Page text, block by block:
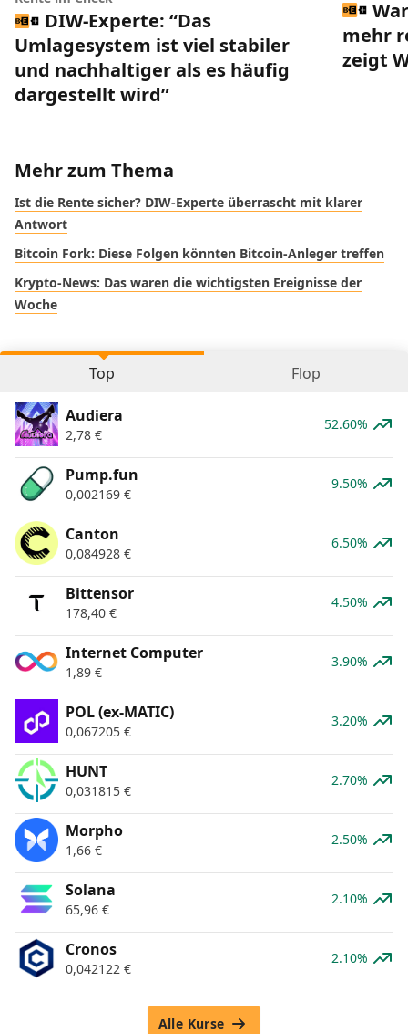
DIW-Experte: “Das
Umlagesystem ist viel stabiler
und nachhaltiger als es häufig
dargestellt wird”
mehr
zeigt
Mehr zum Thema
Ist die Rente sicher? DIW-Experte überrascht mit klarer
Antwort
Bitcoin Fork: Diese Folgen könnten Bitcoin-Anleger treffen
Krypto-News: Das waren die wichtigsten Ereignisse der
Woche
Top Flop
Audiera
2,78 €
52.60%
Pump.fun
0,002169 €
9.50%
Canton
0,084928 €
6.50%
Bittensor
178,40 €
4.50%
Internet Computer
1,89 €
3.90%
POL (ex-MATIC)
0,067205 €
3.20%
HUNT
0,031815 €
2.70%
Morpho
1,66 €
2.50%
Solana
65,96 €
2.10%
Cronos
0,042122 €
2.10%
Alle Kurse